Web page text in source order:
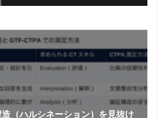
（ハルシネーション）を見抜け